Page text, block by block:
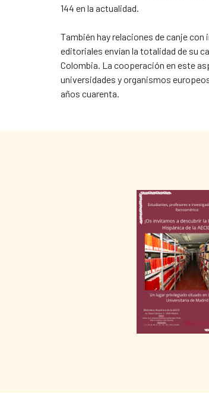
144 en la actualidad.
También hay relaciones de canje
editoriales envían la totalidad de su
Colombia. La cooperación en este
universidades y organismos
años cuarenta.